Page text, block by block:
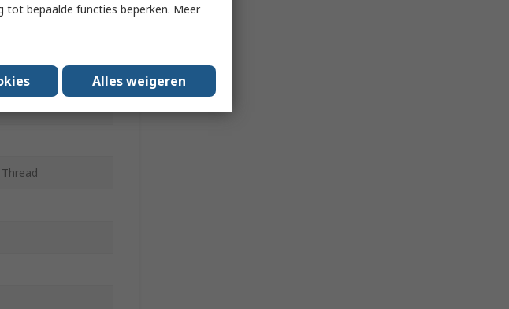
tot bepaalde functies beperken. Meer
Alles weigeren